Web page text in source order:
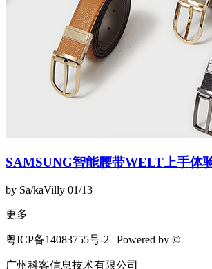
SAMSUNG智能腰带WELT上手体
by Sa/kaVilly 01/13
更多
粤ICP备14083755号-2 | Powered by ©
广州科客信息技术有限公司